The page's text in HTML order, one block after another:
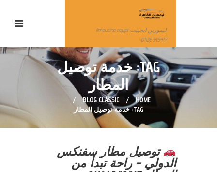
ليموزين ايجيبت limousine egypt
01126345417
TAG: خدمة توصيل
المطار
HOME
BLOG CLASSIC
TAG: خدمة توصيل المطار
توصيل مطار سفنكس
الدولي – راحة تبدأ من